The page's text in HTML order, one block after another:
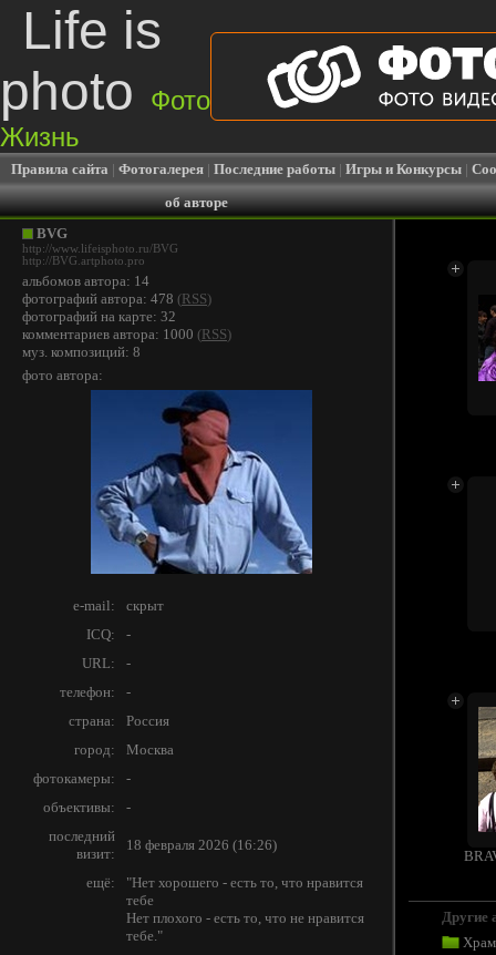
Life is
photo
Фото
Жизнь
Правила сайта | Фотогалерея | Последние работы | Игры и Конкурсы |
об авторе
BVG
http://www.lifeisphoto.ru/BVG
http://BVG.artphoto.pro
альбомов автора: 14
фотографий автора: 478 (RSS)
фотографий на карте: 32
комментариев автора: 1000 (RSS)
муз. композиций: 8
фото автора:
e-mail:
скрыт
ICQ:
-
URL:
-
телефон:
-
страна:
Россия
город:
Москва
фотокамеры:
-
объективы:
-
последний
визит:
18 февраля 2026 (16:26)
ещё:
"Нет хорошего - есть то, что нравится
тебе
Нет плохого - есть то, что не нравится
тебе."
Другие